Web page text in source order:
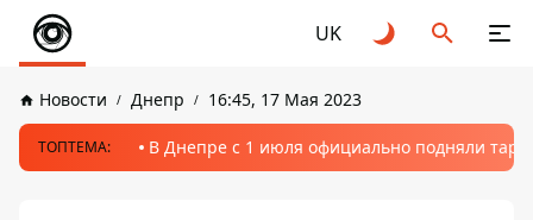
UK
Новости Днепр 16:45, 17 Мая 2023
ТОПТЕМА: В Днепре с 1 июля официально подняли